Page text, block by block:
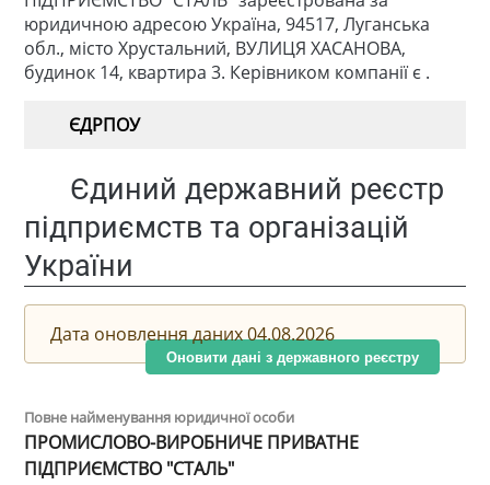
юридичною адресою Україна, 94517, Луганська
обл., місто Хрустальний, ВУЛИЦЯ ХАСАНОВА,
будинок 14, квартира 3. Керівником компанії є .
ЄДРПОУ
Єдиний державний реєстр
підприємств та організацій
України
Дата оновлення даних 04.08.2026
Оновити дані з державного реєстру
Повне найменування юридичної особи
ПРОМИСЛОВО-ВИРОБНИЧЕ ПРИВАТНЕ
ПІДПРИЄМСТВО "СТАЛЬ"